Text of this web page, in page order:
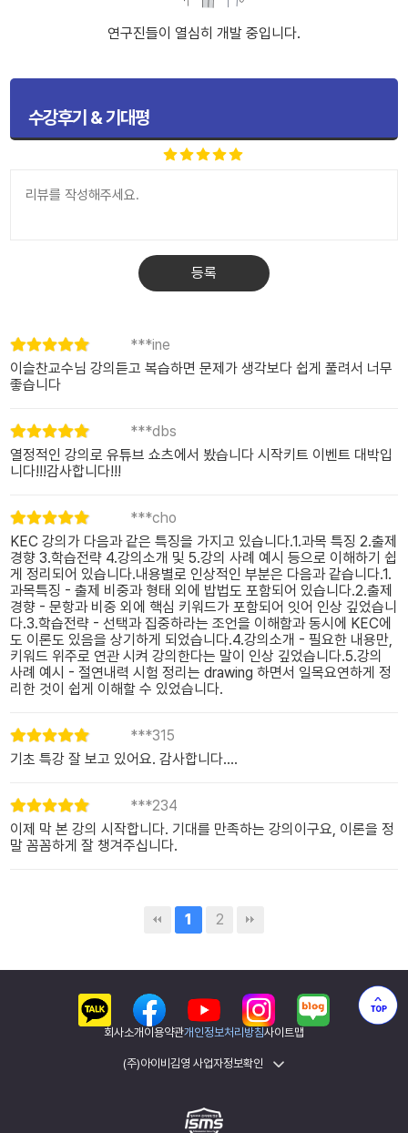
연구진들이 열심히 개발 중입니다.
수강후기 & 기대평
등록
***ine
이슬찬교수님 강의듣고 복습하면 문제가 생각보다 쉽게 풀려서 너무
좋습니다
***dbs
열정적인 강의로 유튜브 쇼츠에서 봤습니다 시작키트 이벤트 대박입
니다!!!감사합니다!!!
***cho
KEC 강의가 다음과 같은 특징을 가지고 있습니다.1.과목 특징 2.출제
경향 3.학습전략 4.강의소개 및 5.강의 사례 예시 등으로 이해하기 쉽
게 정리되어 있습니다.내용별로 인상적인 부분은 다음과 같습니다.1.
과목특징 - 출제 비중과 형태 외에 밥법도 포함되어 있습니다.2.출제
경향 - 문항과 비중 외에 핵심 키워드가 포함되어 잇어 인상 깊었습니
다.3.학습전략 - 선택과 집중하라는 조언을 이해함과 동시에 KEC에
도 이론도 있음을 상기하게 되었습니다.4.강의소개 - 필요한 내용만,
키워드 위주로 연관 시켜 강의한다는 말이 인상 깊었습니다.5.강의
사례 예시 - 절연내력 시험 정리는 drawing 하면서 일목요연하게 정
리한 것이 쉽게 이해할 수 있었습니다.
***315
기초 특강 잘 보고 있어요. 감사합니다....
***234
이제 막 본 강의 시작합니다. 기대를 만족하는 강의이구요, 이론을 정
말 꼼꼼하게 잘 챙겨주십니다.
1 2
회사소개 이용약관개인정보처리방침사이트맵
(주)아이비김영 사업자정보확인